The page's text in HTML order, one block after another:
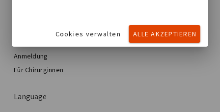
Anmeldung
Für Chirurginnen
Language
Cookies verwalten ALLE AKZEPTIEREN